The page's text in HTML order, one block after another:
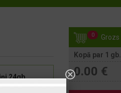
24gb.
Grozs
0
Kopā par 1 gb.
0.00 €